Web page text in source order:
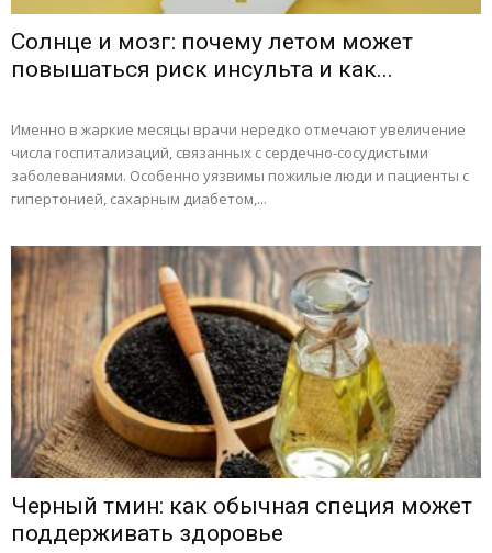
Солнце и мозг: почему летом может
повышаться риск инсульта и как...
Именно в жаркие месяцы врачи нередко отмечают увеличение
числа госпитализаций, связанных с сердечно-сосудистыми
заболеваниями. Особенно уязвимы пожилые люди и пациенты с
гипертонией, сахарным диабетом,...
Черный тмин: как обычная специя может
поддерживать здоровье